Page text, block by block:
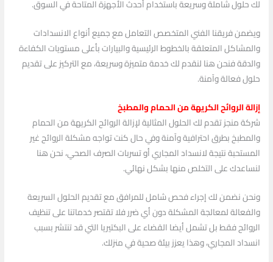
لك حلول شاملة وسريعة باستخدام أحدث الأجهزة المتاحة في السوق.
ويضمن فريقنا الفني المتخصص التعامل مع جميع أنواع الانسدادات
والمشاكل المتعلقة بالخطوط الرئيسية والبيارات بأعلى مستويات الكفاءة
والدقة فنحن هنا لنقدم لك خدمة متميزة وسريعة، مع التركيز على تقديم
حلول فعالة وآمنة.
إزالة الروائح الكريهة من الحمام والمطبخ
شركة منجز تقدم لك الحلول المثالية لإزالة الروائح الكريهة من الحمام
والمطبخ بطرق احترافية وآمنة وفي حال كنت تواجه مشكلة الروائح غير
المستحبة نتيجة لانسداد المجاري أو تسربات الصرف الصحي، نحن هنا
لنساعدك على التخلص منها بشكل نهائي.
ونحن نضمن لك إجراء فحص شامل للمرافق مع تقديم الحلول السريعة
والفعالة لمعالجة المشكلة دون أي ضرر فلا تقتصر خدماتنا على تنظيف
الروائح فقط بل تشمل أيضا القضاء على البكتيريا التي قد تنتشر بسبب
انسداد المجاري، وهذا يعزز بيئة صحية في منزلك.